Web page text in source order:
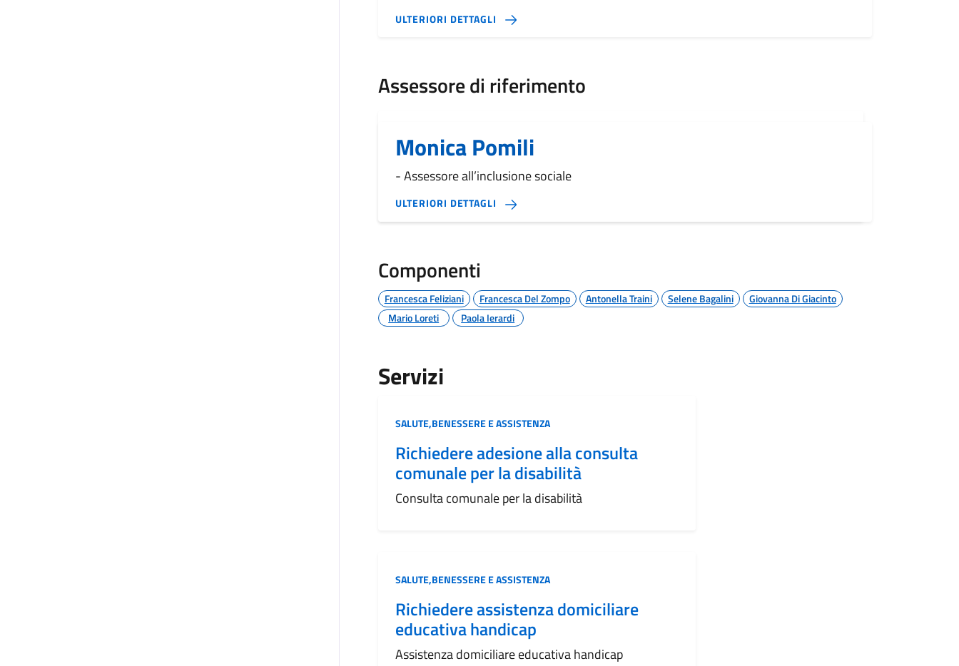
ULTERIORI DETTAGLI
Assessore di riferimento
Monica Pomili
- Assessore all’inclusione sociale
ULTERIORI DETTAGLI
Componenti
Francesca Feliziani Francesca Del Zompo Antonella Traini Selene Bagalini
Giovanna Di Giacinto
Mario Loreti
Paola Ierardi
Servizi
Categoria:
SALUTE,BENESSERE E ASSISTENZA
Richiedere adesione alla consulta
comunale per la disabilità
Consulta comunale per la disabilità
Categoria:
SALUTE,BENESSERE E ASSISTENZA
Richiedere assistenza domiciliare
educativa handicap
Assistenza domiciliare educativa handicap